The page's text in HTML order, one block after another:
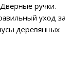
Дверные ручки.
уход за
деревянных